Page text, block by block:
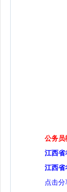
公务员
江西省
江西省
点击分